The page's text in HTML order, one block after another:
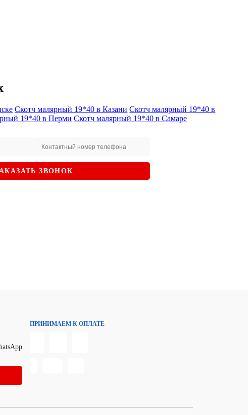
Скотч малярный 19*40 в Казани Скотч малярный 19*40 в
19*40 в Перми Скотч малярный 19*40 в Самаре
ЗВОНОК
ПРИНИМАЕМ К ОПЛАТЕ